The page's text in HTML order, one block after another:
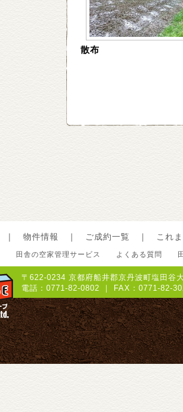
散布
｜ 物件情報 ｜ ご成約一覧 ｜ これ
田舎の空家管理サービス よくある質問
〒622-0234 京都府船井郡京丹波町塩田谷
電話：0771-82-0802 ｜ FAX：0771-82-